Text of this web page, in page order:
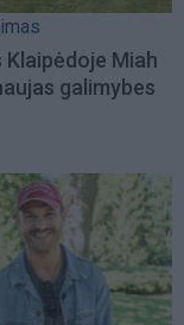
Klaipėdoje Miah
galimybes